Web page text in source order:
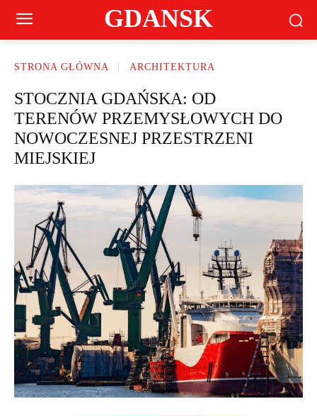
GDANSK
STRONA GŁÓWNA ARCHITEKTURA
STOCZNIA GDAŃSKA: OD
TERENÓW PRZEMYSŁOWYCH DO
NOWOCZESNEJ PRZESTRZENI
MIEJSKIEJ